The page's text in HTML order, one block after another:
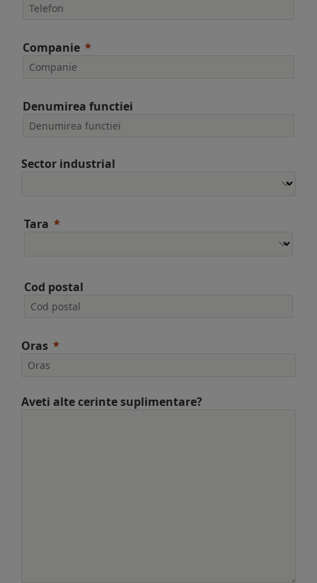
Companie
Denumirea functiei
Sector industrial
Tara
Cod postal
Oras
Aveti alte cerinte suplimentare?